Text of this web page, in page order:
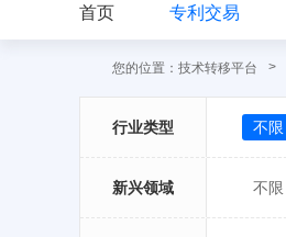
首页 专利交易
您的位置： 技术转移平台 >
行业类型 不限
新兴领域 不限